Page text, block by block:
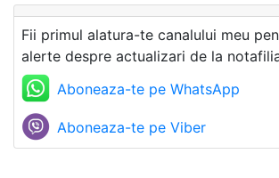
Fii primul alatura-te canalului meu
alerte despre actualizari de la
Aboneaza-te pe WhatsApp
Aboneaza-te pe Viber